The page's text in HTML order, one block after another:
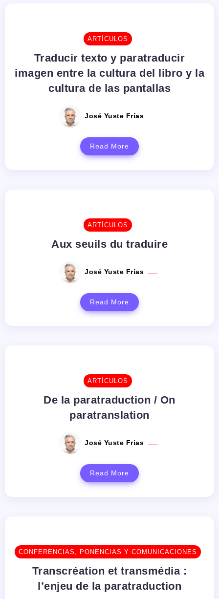
ARTÍCULOS
Traducir texto y paratraducir
imagen entre la cultura del libro y la
cultura de las pantallas
José Yuste Frías
Read More
ARTÍCULOS
Aux seuils du traduire
José Yuste Frías
Read More
ARTÍCULOS
De la paratraduction / On
paratranslation
José Yuste Frías
Read More
CONFERENCIAS, PONENCIAS Y COMUNICACIONES
Transcréation et transmédia :
l’enjeu de la paratraduction